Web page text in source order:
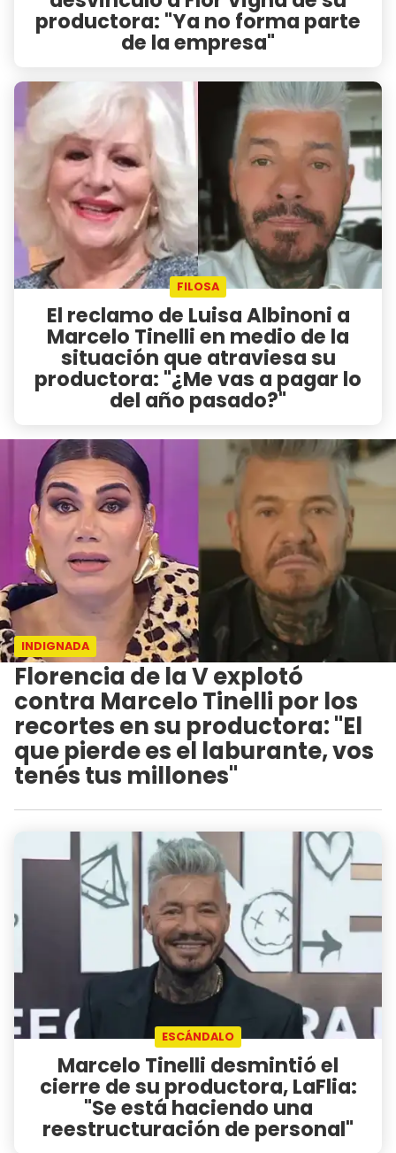
productora: "Ya no forma parte
de la empresa"
FILOSA
El reclamo de Luisa Albinoni a
Marcelo Tinelli en medio de la
situación que atraviesa su
productora: "¿Me vas a pagar lo
del año pasado?"
INDIGNADA
Florencia de la V explotó
contra Marcelo Tinelli por los
recortes en su productora: "El
que pierde es el laburante, vos
tenés tus millones"
ESCÁNDALO
Marcelo Tinelli desmintió el
cierre de su productora, LaFlia:
"Se está haciendo una
reestructuración de personal"